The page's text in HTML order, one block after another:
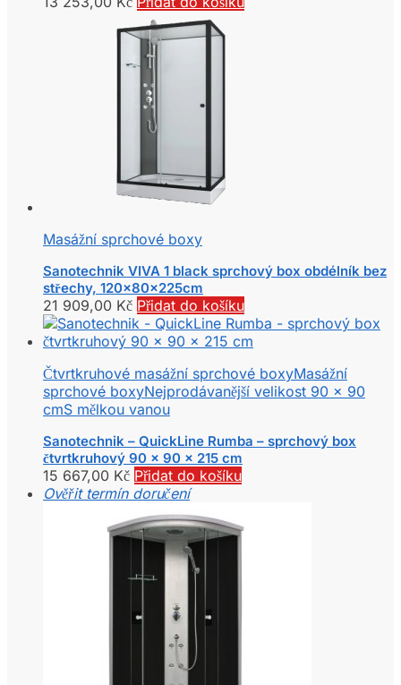
Masážní sprchové boxy
Sanotechnik VIVA 1 black sprchový box obdélník bez
střechy, 120x80x225cm
21 909,00 Kč Přidat do košíku
Čtvrtkruhové masážní sprchové boxyMasážní
sprchové boxyNejprodávanější velikost 90 x 90
cmS mělkou vanou
Sanotechnik – QuickLine Rumba – sprchový box
čtvrtkruhový 90 x 90 x 215 cm
15 667,00 Kč Přidat do košíku
Ověřit termín doručení